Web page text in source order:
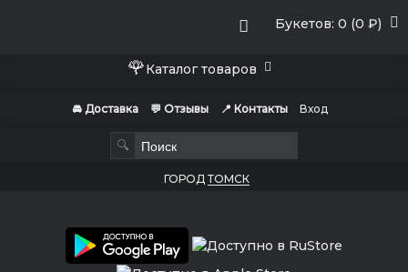
Букетов: 0 (0 ₽)
🌹Каталог товаров
🚘 Доставка 💬 Отзывы 📍 Контакты Вход
🔍
ГОРОД ТОМСК